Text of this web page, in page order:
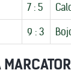
7 : 5
9 : 3